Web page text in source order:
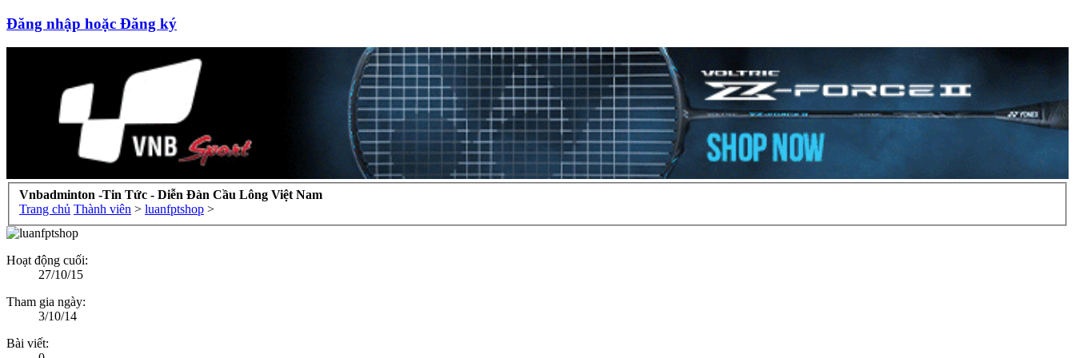
Đăng nhập hoặc Đăng ký
Vnbadminton -Tin Tức - Diễn Đàn Cầu Lông Việt Nam
Trang chủ Thành viên > luanfptshop >
Hoạt động cuối:
27/10/15
Tham gia ngày:
3/10/14
Bài viết: